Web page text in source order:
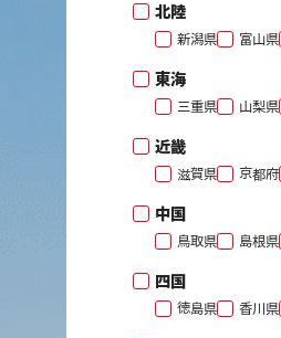
北陸
新潟県 富山県
東海
三重県 山梨県
近畿
滋賀県 京都府
中国
鳥取県 島根県
四国
徳島県 香川県